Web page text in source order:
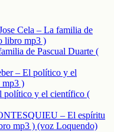
Cela – La familia de
libro mp3 )
de Pascual Duarte (
– El político y el
mp3 )
político y el científico (
– El espíritu
mp3 ) (voz Loquendo)